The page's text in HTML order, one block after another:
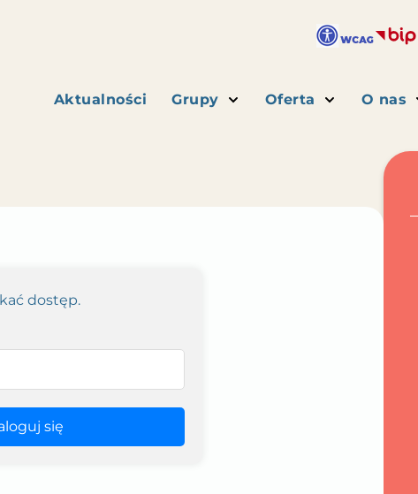
Aktualności Grupy Oferta O nas
dostęp.
się